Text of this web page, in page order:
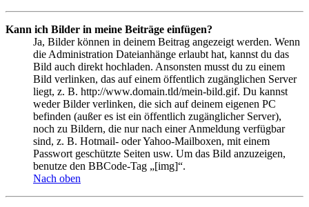
Kann ich Bilder in meine Beiträge einfügen?
Ja, Bilder können in deinem Beitrag angezeigt werden. Wenn
die Administration Dateianhänge erlaubt hat, kannst du das
Bild auch direkt hochladen. Ansonsten musst du zu einem
Bild verlinken, das auf einem öffentlich zugänglichen Server
liegt, z. B. http://www.domain.tld/mein-bild.gif. Du kannst
weder Bilder verlinken, die sich auf deinem eigenen PC
befinden (außer es ist ein öffentlich zugänglicher Server),
noch zu Bildern, die nur nach einer Anmeldung verfügbar
sind, z. B. Hotmail- oder Yahoo-Mailboxen, mit einem
Passwort geschützte Seiten usw. Um das Bild anzuzeigen,
benutze den BBCode-Tag „[img]“.
Nach oben